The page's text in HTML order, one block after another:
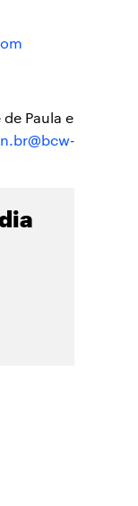
Paula e